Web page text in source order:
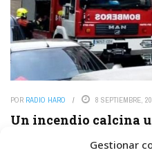
Gestionar
POR RADIO HARO 8 SEPTIEMBRE,
Un incendio calcina
La Policía Local alertó a SOS